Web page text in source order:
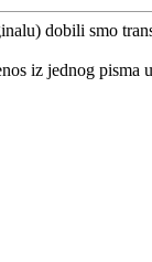
dobili smo
iz jednog pisma